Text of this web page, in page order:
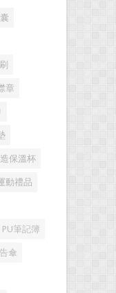
章
保溫杯
動禮品
PU筆記簿
傘